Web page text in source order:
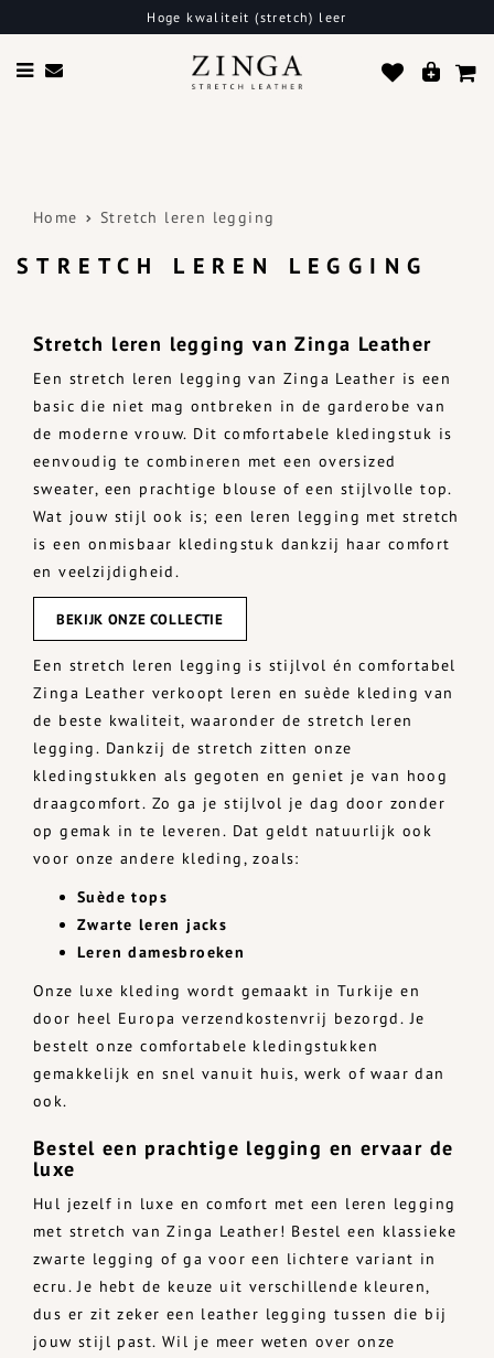
Home Stretch leren legging
STRETCH LEREN LEGGING
Stretch leren legging van Zinga Leather
Een stretch leren legging van Zinga Leather is een
basic die niet mag ontbreken in de garderobe van
de moderne vrouw. Dit comfortabele kledingstuk is
eenvoudig te combineren met een oversized
sweater, een prachtige blouse of een stijlvolle top.
Wat jouw stijl ook is; een leren legging met stretch
is een onmisbaar kledingstuk dankzij haar comfort
en veelzijdigheid.
BEKIJK ONZE COLLECTIE
Een stretch leren legging is stijlvol én comfortabel
Zinga Leather verkoopt leren en suède kleding van
de beste kwaliteit, waaronder de stretch leren
legging. Dankzij de stretch zitten onze
kledingstukken als gegoten en geniet je van hoog
draagcomfort. Zo ga je stijlvol je dag door zonder
op gemak in te leveren. Dat geldt natuurlijk ook
voor onze andere kleding, zoals:
Suède tops
Zwarte leren jacks
Leren damesbroeken
Onze luxe kleding wordt gemaakt in Turkije en
door heel Europa verzendkostenvrij bezorgd. Je
bestelt onze comfortabele kledingstukken
gemakkelijk en snel vanuit huis, werk of waar dan
ook.
Bestel een prachtige legging en ervaar de
luxe
Hul jezelf in luxe en comfort met een leren legging
met stretch van Zinga Leather! Bestel een klassieke
zwarte legging of ga voor een lichtere variant in
ecru. Je hebt de keuze uit verschillende kleuren,
dus er zit zeker een leather legging tussen die bij
jouw stijl past. Wil je meer weten over onze